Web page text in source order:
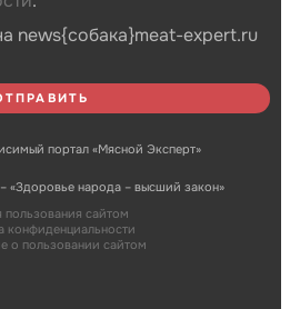
news{собака}meat-expert.ru
портал «Мясной Эксперт»
«Здоровье народа – высший закон»
пользования сайтом
конфиденциальности
о пользовании сайтом